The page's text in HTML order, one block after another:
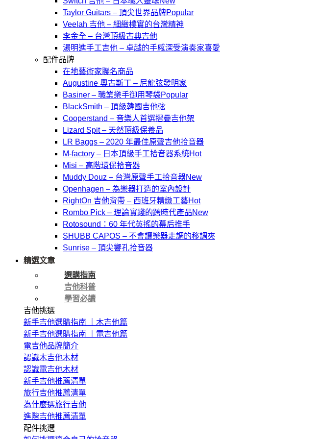
Taylor Guitars – 頂尖世界品牌
Veelah 吉他 – 細緻樸實的台灣精神
李金全 – 台灣頂級古典吉他
湯明進手工吉他 – 卓越的手感深受演奏家喜愛
配件品牌
在地藝術家聯名商品
Augustine 奧古斯丁 – 尼龍弦發明家
Basiner – 職業樂手御用琴袋
BlackSmith – 頂級韓國吉他弦
Cooperstand – 音樂人首選摺疊吉他架
Lizard Spit – 天然頂級保養品
LR Baggs – 2020 年最佳原聲吉他拾音器
M-factory – 日本頂級手工拾音器系統
Misi – 高階環保拾音器
Muddy Douz – 台灣原聲手工拾音器
Openhagen – 為樂器打造的室內設計
RightOn 吉他背帶 – 西班牙精緻工藝
Rombo Pick – 理論實踐的跨時代產品
Rotosound：60 年代英搖的幕后推手
SHUBB CAPOS – 不會讓樂器走調的移調夾
Sunrise – 頂尖響孔拾音器
精選文章
選購指南
吉他科普
學習必讀
吉他挑選
新手吉他選購指南 ｜木吉他篇
新手吉他選購指南 ｜電吉他篇
電吉他品牌簡介
認識木吉他木材
認識電吉他木材
新手吉他推薦清單
旅行吉他推薦清單
為什麼選旅行吉他
進階吉他推薦清單
配件挑選